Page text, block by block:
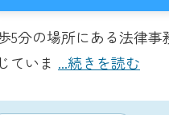
分の場所にある法律
ていま ...続きを読む